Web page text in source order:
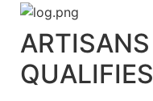
ARTISANS
QUALIFIES